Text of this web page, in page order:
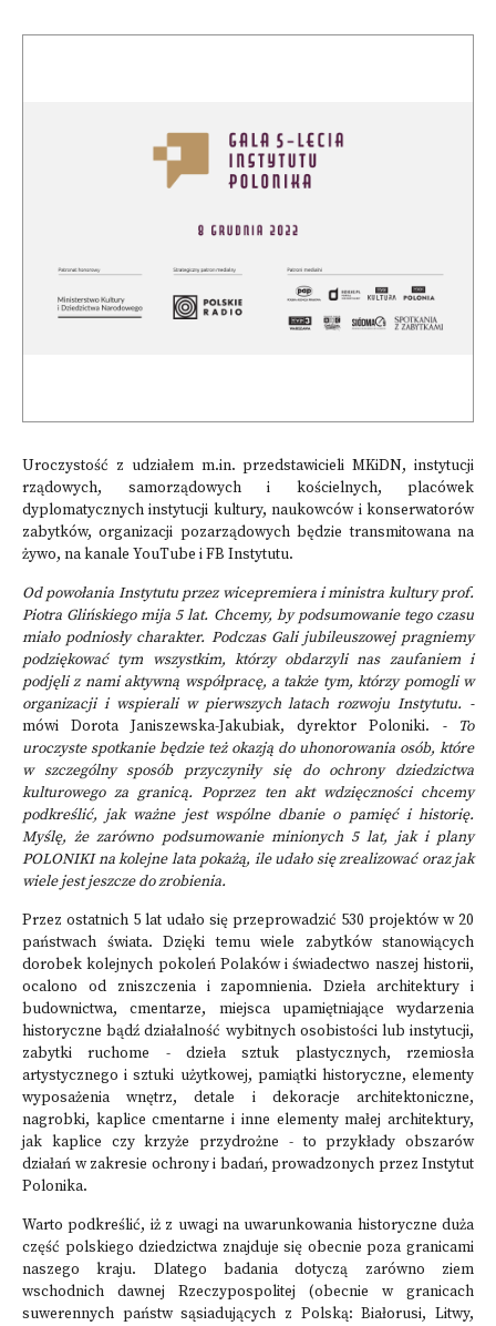
Uroczystość z udziałem m.in. przedstawicieli MKiDN, instytucji
rządowych, samorządowych i kościelnych, placówek
dyplomatycznych instytucji kultury, naukowców i konserwatorów
zabytków, organizacji pozarządowych będzie transmitowana na
żywo, na kanale YouTube i FB Instytutu.
Od powołania Instytutu przez wicepremiera i ministra kultury prof.
Piotra Glińskiego mija 5 lat. Chcemy, by podsumowanie tego czasu
miało podniosły charakter. Podczas Gali jubileuszowej pragniemy
podziękować tym wszystkim, którzy obdarzyli nas zaufaniem i
podjęli z nami aktywną współpracę, a także tym, którzy pomogli w
organizacji i wspierali w pierwszych latach rozwoju Instytutu. -
mówi Dorota Janiszewska-Jakubiak, dyrektor Poloniki. - To
uroczyste spotkanie będzie też okazją do uhonorowania osób, które
w szczególny sposób przyczyniły się do ochrony dziedzictwa
kulturowego za granicą. Poprzez ten akt wdzięczności chcemy
podkreślić, jak ważne jest wspólne dbanie o pamięć i historię.
Myślę, że zarówno podsumowanie minionych 5 lat, jak i plany
POLONIKI na kolejne lata pokażą, ile udało się zrealizować oraz jak
wiele jest jeszcze do zrobienia.
Przez ostatnich 5 lat udało się przeprowadzić 530 projektów w 20
państwach świata. Dzięki temu wiele zabytków stanowiących
dorobek kolejnych pokoleń Polaków i świadectwo naszej historii,
ocalono od zniszczenia i zapomnienia. Dzieła architektury i
budownictwa, cmentarze, miejsca upamiętniające wydarzenia
historyczne bądź działalność wybitnych osobistości lub instytucji,
zabytki ruchome - dzieła sztuk plastycznych, rzemiosła
artystycznego i sztuki użytkowej, pamiątki historyczne, elementy
wyposażenia wnętrz, detale i dekoracje architektoniczne,
nagrobki, kaplice cmentarne i inne elementy małej architektury,
jak kaplice czy krzyże przydrożne - to przykłady obszarów
działań w zakresie ochrony i badań, prowadzonych przez Instytut
Polonika.
Warto podkreślić, iż z uwagi na uwarunkowania historyczne duża
część polskiego dziedzictwa znajduje się obecnie poza granicami
naszego kraju. Dlatego badania dotyczą zarówno ziem
wschodnich dawnej Rzeczypospolitej (obecnie w granicach
suwerennych państw sąsiadujących z Polską: Białorusi, Litwy,